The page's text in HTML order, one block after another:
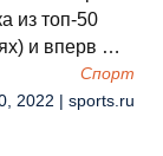
из топ-50
и вперв …
Спорт
2022 | sports.ru